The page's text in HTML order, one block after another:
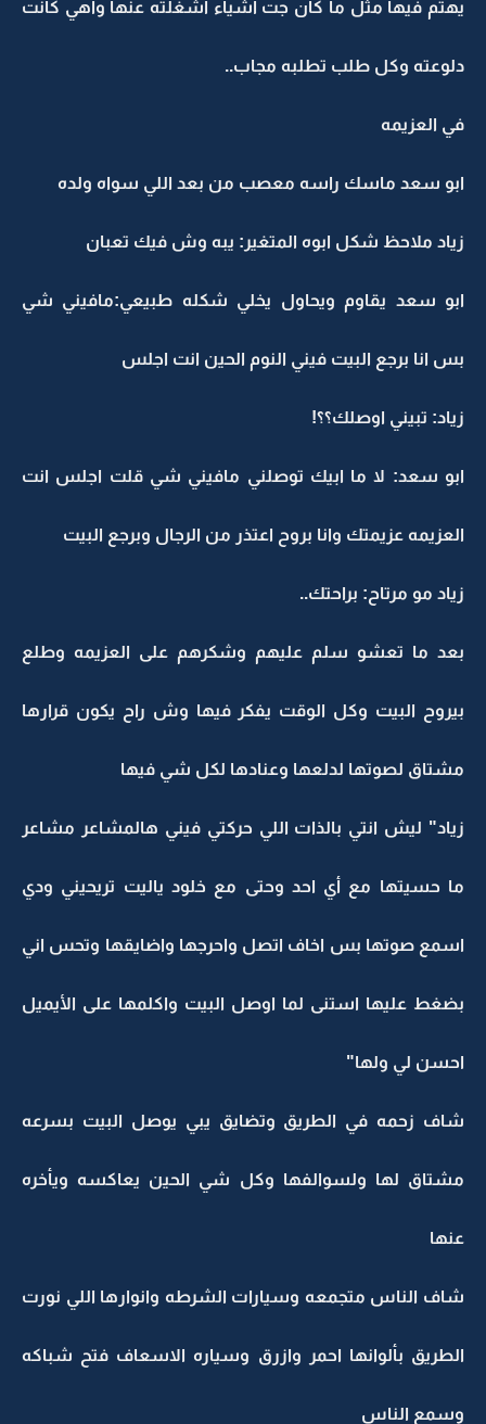
يهتم فيها مثل ما كان جت اشياء اشغلته عنها واهي كانت
دلوعته وكل طلب تطلبه مجاب..
في العزيمه
ابو سعد ماسك راسه معصب من بعد اللي سواه ولده
زياد ملاحظ شكل ابوه المتغير: يبه وش فيك تعبان
ابو سعد يقاوم ويحاول يخلي شكله طبيعي:مافيني شي
بس انا برجع البيت فيني النوم الحين انت اجلس
زياد: تبيني اوصلك؟؟!
ابو سعد: لا ما ابيك توصلني مافيني شي قلت اجلس انت
العزيمه عزيمتك وانا بروح اعتذر من الرجال وبرجع البيت
زياد مو مرتاح: براحتك..
بعد ما تعشو سلم عليهم وشكرهم على العزيمه وطلع
بيروح البيت وكل الوقت يفكر فيها وش راح يكون قرارها
مشتاق لصوتها لدلعها وعنادها لكل شي فيها
زياد" ليش انتي بالذات اللي حركتي فيني هالمشاعر مشاعر
ما حسيتها مع أي احد وحتى مع خلود ياليت تريحيني ودي
اسمع صوتها بس اخاف اتصل واحرجها واضايقها وتحس اني
بضغط عليها استنى لما اوصل البيت واكلمها على الأيميل
احسن لي ولها"
شاف زحمه في الطريق وتضايق يبي يوصل البيت بسرعه
مشتاق لها ولسوالفها وكل شي الحين يعاكسه ويأخره
عنها
شاف الناس متجمعه وسيارات الشرطه وانوارها اللي نورت
الطريق بألوانها احمر وازرق وسياره الاسعاف فتح شباكه
وسمع الناس